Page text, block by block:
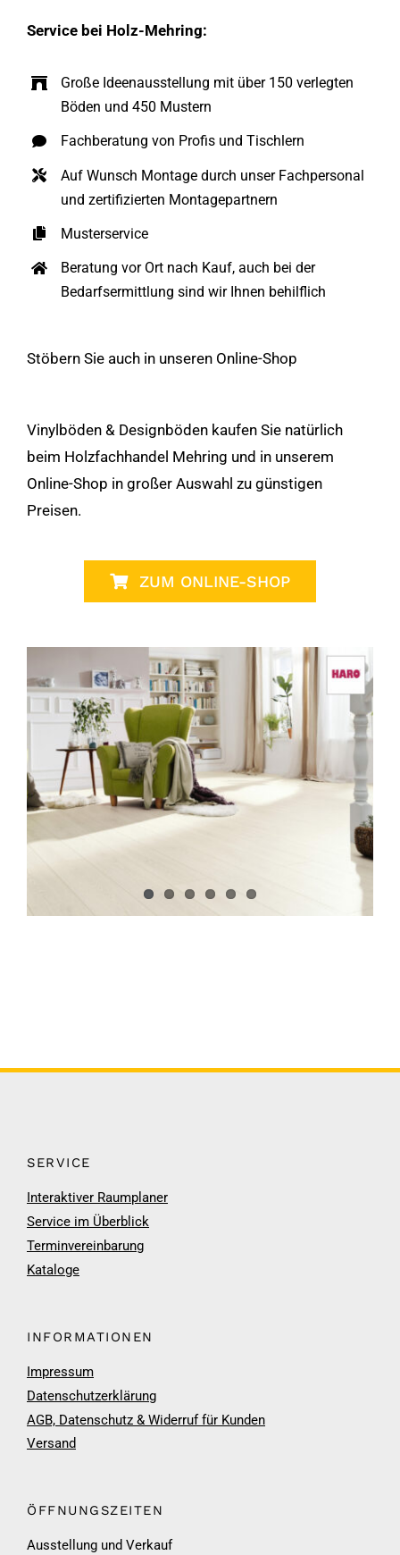
Service bei Holz-Mehring:
Große Ideenausstellung mit über 150 verlegten
Böden und 450 Mustern
Fachberatung von Profis und Tischlern
Auf Wunsch Montage durch unser Fachpersonal
und zertifizierten Montagepartnern
Musterservice
Beratung vor Ort nach Kauf, auch bei der
Bedarfsermittlung sind wir Ihnen behilflich
Stöbern Sie auch in unseren Online-Shop
Vinylböden & Designböden kaufen Sie natürlich
beim Holzfachhandel Mehring und in unserem
Online-Shop in großer Auswahl zu günstigen
Preisen.
ZUM ONLINE-SHOP
SERVICE
Interaktiver Raumplaner
Service im Überblick
Terminvereinbarung
Kataloge
INFORMATIONEN
Impressum
Datenschutzerklärung
AGB, Datenschutz & Widerruf für Kunden
Versand
ÖFFNUNGSZEITEN
Ausstellung und Verkauf